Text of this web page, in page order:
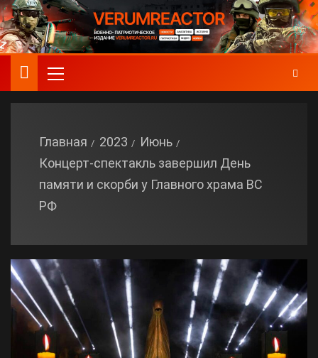
Главная 2023
Июнь
Концерт-спектакль завершил День
памяти и скорби у Главного храма ВС
РФ